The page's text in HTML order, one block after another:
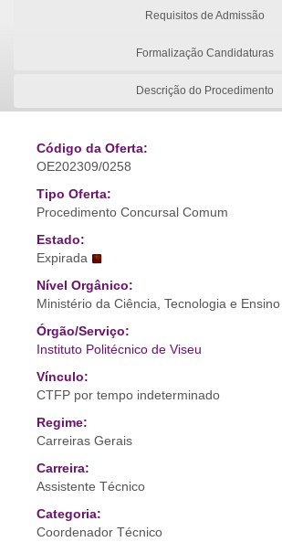
Requisitos de Admissão
Formalização Candidaturas
Descrição do Procedimento
Código da Oferta:
OE202309/0258
Tipo Oferta:
Procedimento Concursal Comum
Estado:
Expirada
Nível Orgânico:
Ministério da Ciência, Tecnologia e
Órgão/Serviço:
Instituto Politécnico de Viseu
Vínculo:
CTFP por tempo indeterminado
Regime:
Carreiras Gerais
Carreira:
Assistente Técnico
Categoria:
Coordenador Técnico